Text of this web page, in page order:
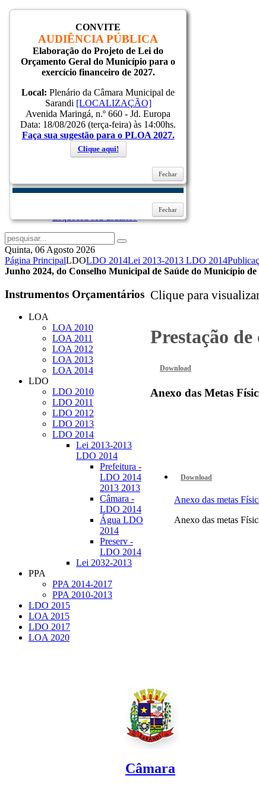
Inicial
Notícias
Serviços
Secretarias
Cidade
Ouvidoria
WebMail
...
Ajuda
Login
Lembrar-me
ENTRAR
Esqueceu seu usuário?
Quinta, 06 Agosto 2026
Página PrincipalLDOLDO 2014Lei 2013-2013 LDO 2014
Junho 2024, do Conselho Municipal de Saúde do Município
Clique para
Prestação
Download
Anexo das Metas
Download
Anexo das metas
Anexo das metas
Instrumentos Orçamentários
LOA
LOA 2010
LOA 2011
LOA 2012
LOA 2013
LOA 2014
LDO
LDO 2010
LDO 2011
LDO 2012
LDO 2013
LDO 2014
Lei 2013-2013
LDO 2014
Prefeitura -
LDO 2014
2013 2013
Câmara -
LDO 2014
Água LDO
2014
Preserv -
LDO 2014
Lei 2032-2013
PPA
PPA 2014-2017
PPA 2010-2013
LDO 2015
LOA 2015
LDO 2017
LOA 2020
Câmara
Fechar
CONVITE
AUDIÊNCIA PÚBLICA
Elaboração do Projeto de Lei do
Orçamento Geral do Município para o
exercício financeiro de 2027.
Local: Plenário da Câmara Municipal de
Sarandi [LOCALIZAÇÃO]
Avenida Maringá, n.º 660 - Jd. Europa
Data: 18/08/2026 (terça-feira) às 14:00hs.
Faça sua sugestão para o PLOA 2027.
Clique aqui!
Fechar